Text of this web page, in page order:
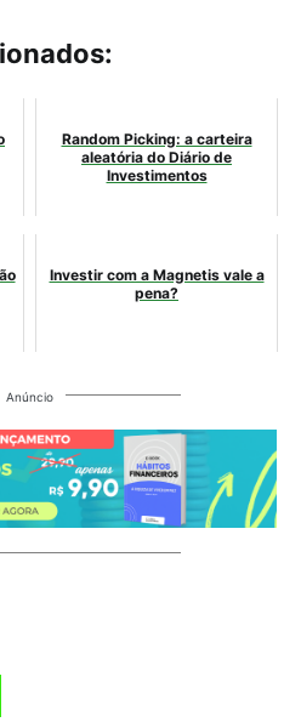
Random Picking: a carteira
aleatória do Diário de
Investimentos
Investir com a Magnetis vale a
pena?
Anúncio